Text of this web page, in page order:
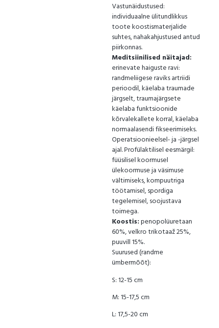
Vastunäidustused:
individuaalne ülitundlikkus
toote koostismaterjalide
suhtes, nahakahjustused antud
piirkonnas.
Meditsiinilised näitajad:
erinevate haiguste ravi:
randmeliigese raviks artriidi
perioodil, käelaba traumade
järgselt, traumajärgsete
käelaba funktsioonide
kõrvalekallete korral, käelaba
normaalasendi fikseerimiseks.
Operatsioonieelsel- ja -järgsel
ajal. Profülaktilisel eesmärgil:
füüsilisel koormusel
ülekoormuse ja väsimuse
vältimiseks, kompuutriga
töötamisel, spordiga
tegelemisel, soojustava
toimega.
Koostis:penopolüuretaan
60%, velkro trikotaaž 25%,
puuvill 15%.
Suurused (randme
ümbermõõt):
S: 12-15 cm
M: 15-17,5 cm
L: 17,5-20 cm